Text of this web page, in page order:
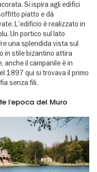
Si ispira agli edifici
piatto e dà
L'edificio è realizzato in
Un portico sul lato
una splendida vista sul
in stile bizantino attira
anche il campanile è in
1897 qui si trovava il primo
senza fili.
l'epoca del Muro